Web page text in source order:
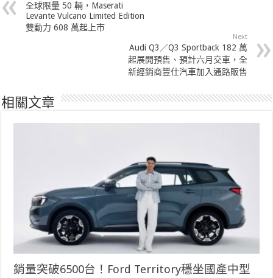
全球限量 50 輛，Maserati
Levante Vulcano Limited Edition
雙動力 608 萬起上市
Next
Audi Q3／Q3 Sportback 182 萬
起展開預售、預計六月交車，全
新經銷商豐仕汽車加入通路販售
相關文章
銷量突破6500台！Ford Territory穩坐國產中型